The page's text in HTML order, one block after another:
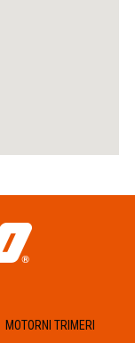
MOTORNI TRIMERI